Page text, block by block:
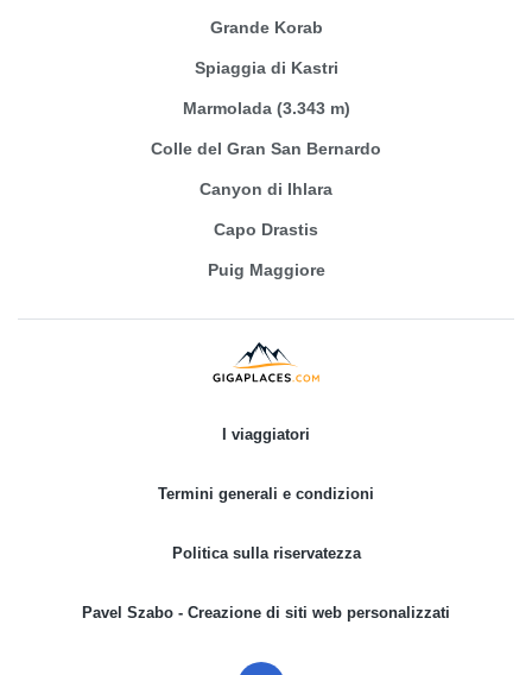
Grande Korab
Spiaggia di Kastri
Marmolada (3.343 m)
Colle del Gran San Bernardo
Canyon di Ihlara
Capo Drastis
Puig Maggiore
I viaggiatori
Termini generali e condizioni
Politica sulla riservatezza
Pavel Szabo - Creazione di siti web personalizzati